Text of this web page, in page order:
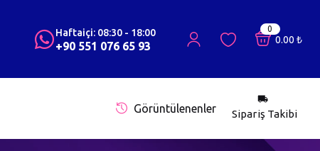
Haftaiçi: 08:30 - 18:00
+90 551 076 65 93
0
0.00₺
Görüntülenenler Sipariş Takibi
STOKTA YOK